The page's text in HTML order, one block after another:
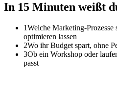
In 15 Minuten weißt
1Welche Marketing-
optimieren lassen
2Wo ihr Budget spart, ohne
3Ob ein Workshop oder
passt